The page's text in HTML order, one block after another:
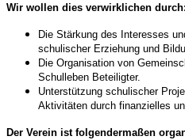
Wir wollen dies verwirklichen durch:
Die Stärkung des Interesses
schulischer Erziehung und
Die Organisation von
Schulleben Beteiligter.
Unterstützung schulischer
Aktivitäten durch finanzielles
Der Verein ist folgendermaßen